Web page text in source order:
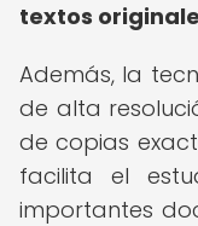
textos
Además, la
de alta
de copias
facilita el
importantes